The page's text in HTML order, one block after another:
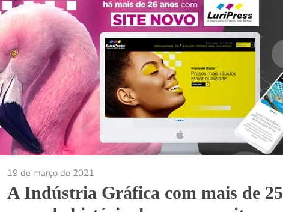
19 de março de 2021
A Indústria Gráfica com mais de 25